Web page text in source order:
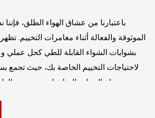
باعتبارنا من عشاق الهواء الطلق، فإننا
الموثوقة والفعالة أثناء مغامرات التخييم.
بشوايات الشواء القابلة للطي كحل عملي
لاحتياجات التخييم الخاصة بك، حيث تجمع